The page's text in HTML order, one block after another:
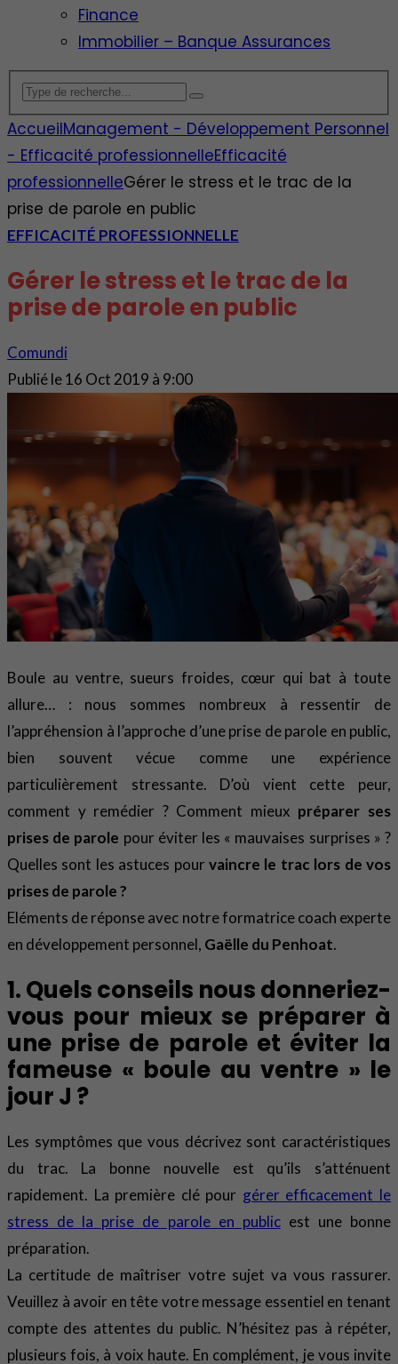
Finance
Immobilier – Banque Assurances
AccueilManagement - Développement Personnel
- Efficacité professionnelleEfficacité
professionnelleGérer le stress et le trac de la
prise de parole en public
EFFICACITÉ PROFESSIONNELLE
Gérer le stress et le trac de la
prise de parole en public
Comundi
Publié le16 Oct 2019 à 9:00
Boule au ventre, sueurs froides, cœur qui bat à toute
allure… : nous sommes nombreux à ressentir de
l’appréhension à l’approche d’une prise de parole en public,
bien souvent vécue comme une expérience
particulièrement stressante. D’où vient cette peur,
comment y remédier ? Comment mieux préparer ses
prises de parole pour éviter les « mauvaises surprises » ?
Quelles sont les astuces pour vaincre le trac lors de vos
prises de parole ?
Eléments de réponse avec notre formatrice coach experte
en développement personnel, Gaëlle du Penhoat.
1. Quels conseils nous donneriez-
vous pour mieux se préparer à
une prise de parole et éviter la
fameuse « boule au ventre » le
jour J ?
Les symptômes que vous décrivez sont caractéristiques
du trac. La bonne nouvelle est qu’ils s’atténuent
rapidement. La première clé pour gérer efficacement le
stress de la prise de parole en publicest une bonne
préparation.
La certitude de maîtriser votre sujet va vous rassurer.
Veuillez à avoir en tête votre message essentiel en tenant
compte des attentes du public. N’hésitez pas à répéter,
plusieurs fois, à voix haute. En complément, je vous invite